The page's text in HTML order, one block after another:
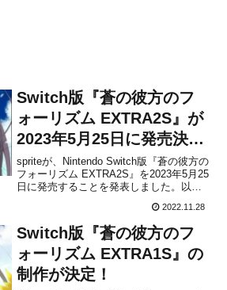
Switch版『蒼の彼方のフ
ォーリズム EXTRA2S』が
2023年5月25日に発売決
定！
spriteが、Nintendo Switch版『蒼の彼方の
フォーリズム EXTRA2S』を2023年5月25
日に発売することを発表しました。以前
のフォーリズム EXTRA1S』と同時発売
となり、新規イベントシーンを複数追加
し、パッケージ...
2022.11.28
Switch版『蒼の彼方のフ
ォーリズム EXTRA1S』の
制作が決定！